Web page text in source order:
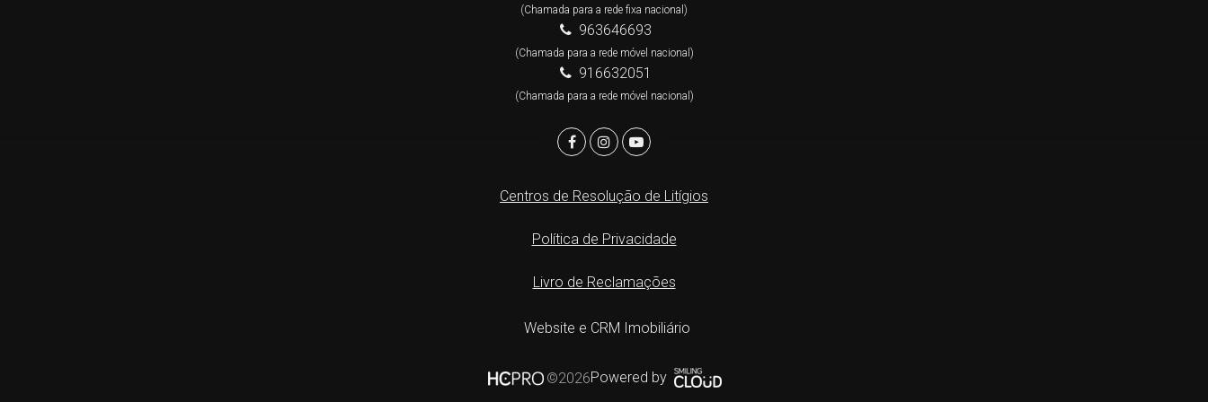
(Chamada para a rede fixa nacional)
963646693
(Chamada para a rede móvel nacional)
916632051
(Chamada para a rede móvel nacional)
Centros de Resolução de Litígios
Política de Privacidade
Livro de Reclamações
Website e CRM Imobiliário
©2026Powered by